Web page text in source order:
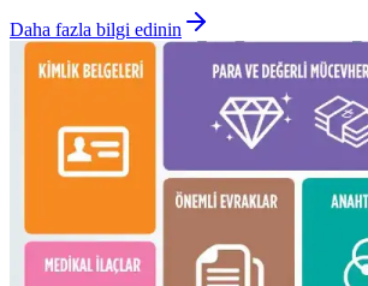
Daha fazla bilgi edinin